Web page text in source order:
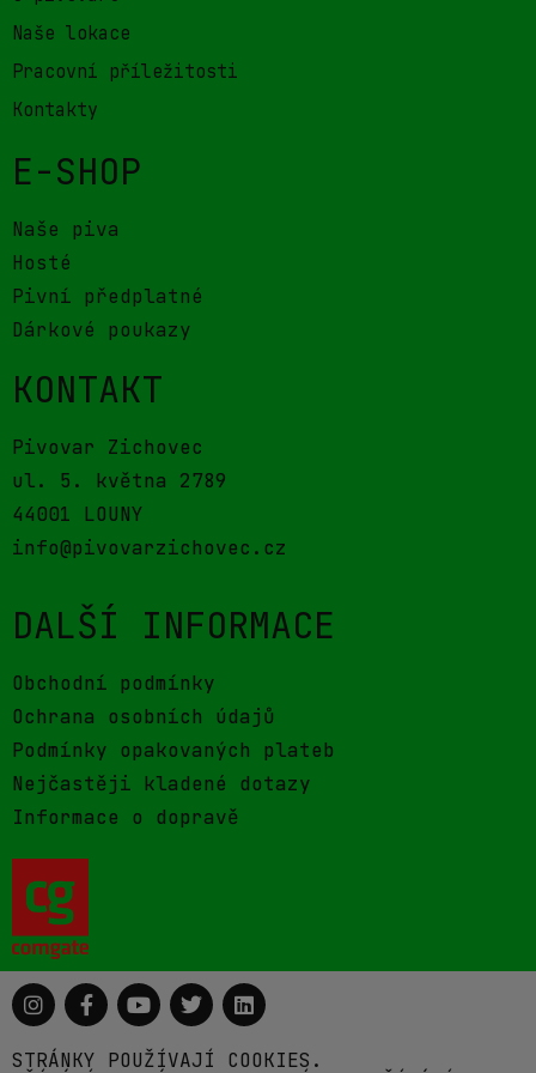
Naše lokace
Pracovní příležitosti
Kontakty
E-SHOP
Naše piva
Hosté
Pivní předplatné
Dárkové poukazy
KONTAKT
Pivovar Zichovec
ul. 5. května 2789
44001 LOUNY
info@pivovarzichovec.cz
DALŠÍ INFORMACE
Obchodní podmínky
Ochrana osobních údajů
Podmínky opakovaných plateb
Nejčastěji kladené dotazy
Informace o dopravě
STRÁNKY POUŽÍVAJÍ COOKIES.